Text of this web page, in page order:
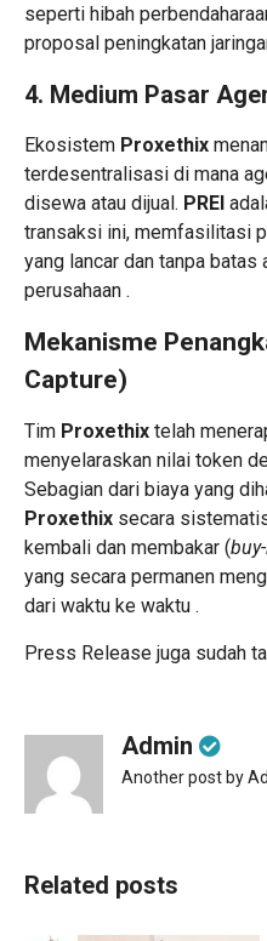
seperti hibah
proposal peningkatan
4. Medium Pasar
Ekosistem Proxethix
terdesentralisasi di mana
disewa atau dijual. PREI
transaksi ini, memfasilitasi
yang lancar dan tanpa batas
perusahaan .
Mekanisme
Capture)
Tim Proxethix telah
menyelaraskan nilai token
Sebagian dari biaya yang
Proxethix secara
kembali dan membakar (
yang secara permanen
dari waktu ke waktu .
Press Release juga sudah
Admin
Another post by
Related posts